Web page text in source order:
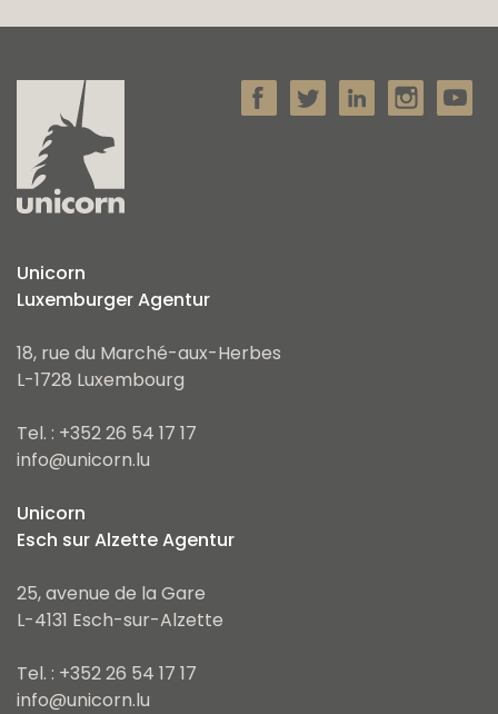
Unicorn
Luxemburger Agentur
18, rue du Marché-aux-Herbes
L-1728 Luxembourg
Tel. : +352 26 54 17 17
info@unicorn.lu
Unicorn
Esch sur Alzette Agentur
25, avenue de la Gare
L-4131 Esch-sur-Alzette
Tel. : +352 26 54 17 17
info@unicorn.lu